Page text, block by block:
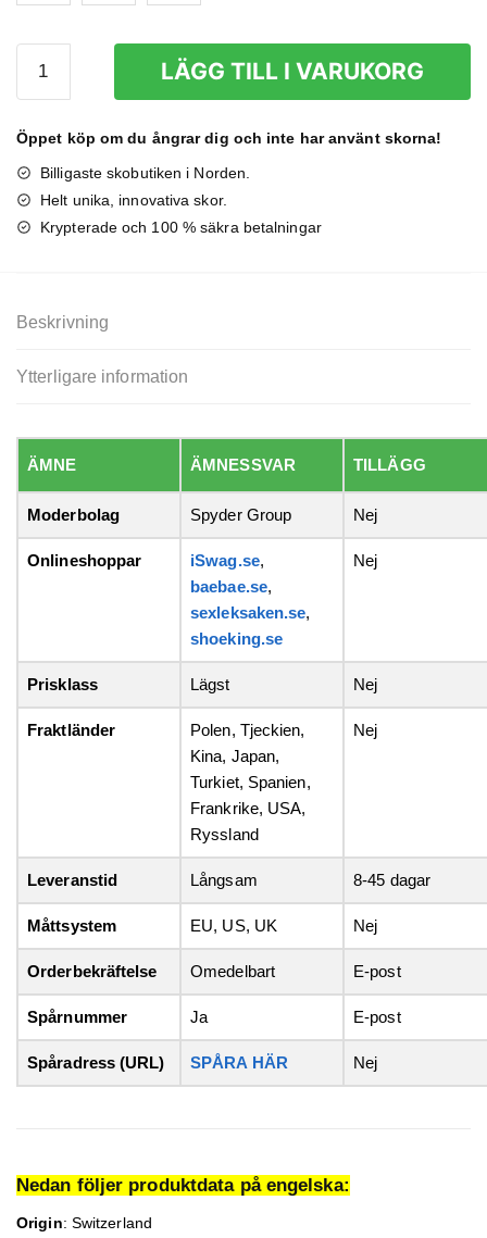
Vinterskor
|
Till
Kvinnor
mängd
LÄGG TILL I VARUKORG
Öppet köp om du ångrar dig och inte har använt skorna!
Billigaste skobutiken i Norden.
Helt unika, innovativa skor.
Krypterade och 100 % säkra betalningar
Beskrivning
Ytterligare information
ÄMNE ÄMNESSVAR TILLÄGG
Moderbolag Spyder Group Nej
Onlineshoppar iSwag.se,
baebae.se,
sexleksaken.se,
shoeking.se
Nej
Prisklass Lägst Nej
Fraktländer
Polen, Tjeckien,
Kina, Japan,
Turkiet, Spanien,
Frankrike, USA,
Ryssland
Nej
Leveranstid Långsam 8-45 dagar
Måttsystem EU, US, UK Nej
Orderbekräftelse Omedelbart E-post
Spårnummer Ja E-post
Spåradress (URL) SPÅRA HÄR Nej
Nedan följer produktdata på engelska:
Origin: Switzerland